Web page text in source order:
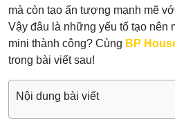
mà còn tạo ấn tượng mạnh mẽ
Vậy đâu là những yếu tố tạo nên
mini thành công? Cùng BP
trong bài viết sau!
Nội dung bài viết